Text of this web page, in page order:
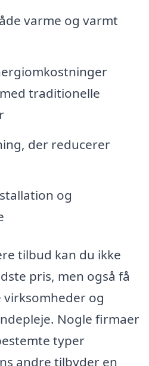
varme og varmt
traditionelle
der reducerer
og
tilbud kan du ikke
pris, men også få
og
Nogle firmaer
typer
andre tilbyder en